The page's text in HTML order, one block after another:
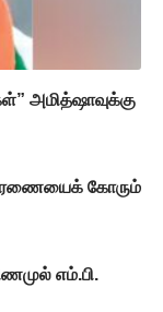
அமித்ஷாவுக்கு
கோரும்
எம்.பி.